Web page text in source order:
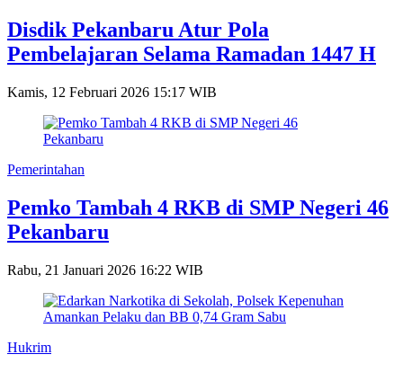
Disdik Pekanbaru Atur Pola
Pembelajaran Selama Ramadan 1447 H
Kamis, 12 Februari 2026 15:17 WIB
Pemerintahan
Pemko Tambah 4 RKB di SMP Negeri 46
Pekanbaru
Rabu, 21 Januari 2026 16:22 WIB
Hukrim